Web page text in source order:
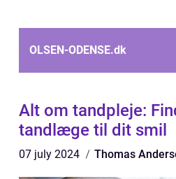
OLSEN-ODENSE.dk
Alt om tandpleje:
tandlæge til dit smil
07 july 2024 Thomas